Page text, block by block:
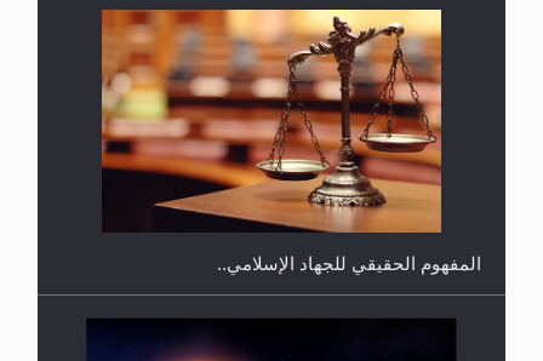
هل يجوز فتح مشروع كوافير نسائي للمحجبات وغير
المحجبات؟
المفهوم الحقيقي للجهاد الإسلامي..